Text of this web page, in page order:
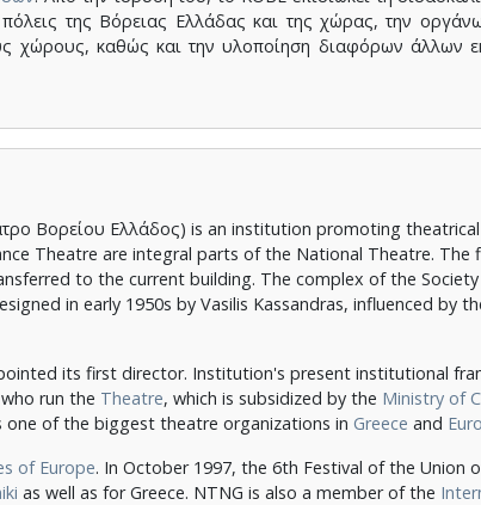
της Βόρειας Ελλάδας και της χώρας, την
χώρους, καθώς και την υλοποίηση διαφόρων άλλων
Βορείου Ελλάδος) is an institution promoting
Theatreare integral parts of the National Theatre. The
to the current building. The complex of the
in early 1950s by Vasilis Kassandras, influenced by
its first director. Institution's present institutional
run the Theatre, which is subsidized by the Ministry of
of the biggest theatre organizations in Greece and
of Europe. In October 1997, the 6th Festival of the Union
as well as for Greece. NTNG is also a member of the